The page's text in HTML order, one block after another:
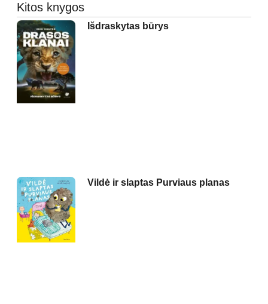
Kitos knygos
Išdraskytas būrys
Vildė ir slaptas Purviaus planas